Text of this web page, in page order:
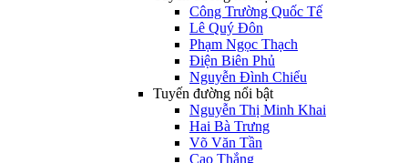
Công Trường Quốc Tế
Lê Quý Đôn
Phạm Ngọc Thạch
Điện Biên Phủ
Nguyễn Đình Chiểu
Tuyến đường nổi bật
Nguyễn Thị Minh Khai
Hai Bà Trưng
Võ Văn Tần
Cao Thắng